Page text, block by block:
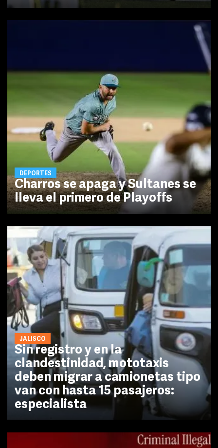
DEPORTES
Charros se apaga y Sultanes se
lleva el primero de Playoffs
JALISCO
Sin registro y en la
clandestinidad, mototaxis
deben migrar a camionetas tipo
van con hasta 15 pasajeros:
especialista